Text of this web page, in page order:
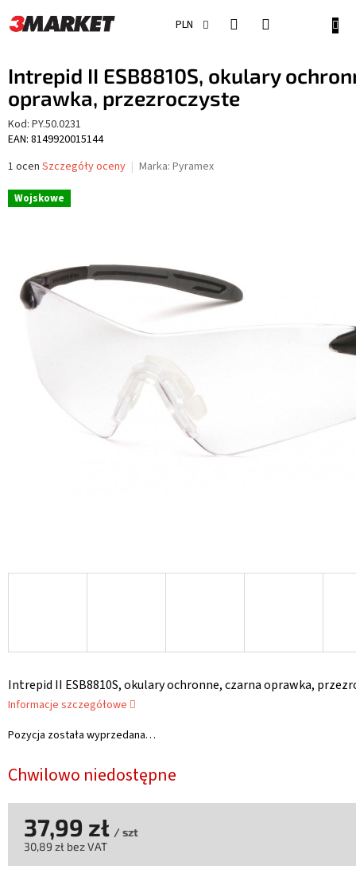
do
treści
PLN
Intrepid II ESB8810S, okulary
oprawka, przezroczyste
Kod: PY.50.0231
EAN: 8149920015144
Średnia
produktu
wynosi
gwiazdek.
1 ocen Szczegóły oceny Marka: Pyramex
Wojskowe
Chwilowo niedostępne
Pozycja została wyprzedana…
Intrepid II ESB8810S, okulary ochronne, czarna oprawka,
Informacje szczegółowe
37,99 zł / szt
30,89 zł bez VAT